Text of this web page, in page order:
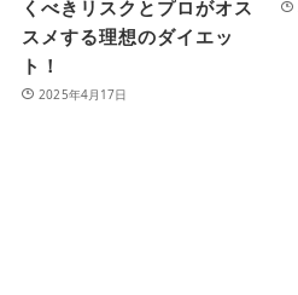
くべきリスクとプロがオス
スメする理想のダイエッ
ト！
2025年4月17日